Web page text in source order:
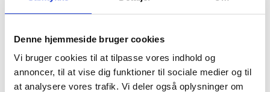
Denne hjemmeside bruger cookies
Vi bruger cookies til at tilpasse vores indhold og
annoncer, til at vise dig funktioner til sociale medier og til
at analysere vores trafik. Vi deler også oplysninger om
Apple MacBook Pro 13" 2020
A2289 er ofte købt sammen
med